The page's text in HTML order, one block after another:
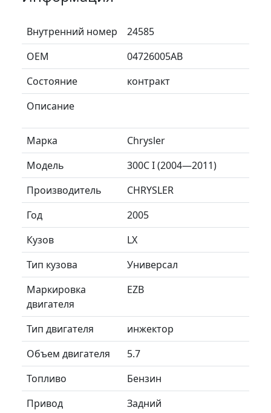
Внутренний номер
24585
ОЕМ
04726005AB
Состояние
контракт
Описание
Марка
Chrysler
Модель
300C I (2004—2011)
Производитель
CHRYSLER
Год
2005
Кузов
LX
Тип кузова
Универсал
Маркировка
двигателя
EZB
Тип двигателя
инжектор
Объем двигателя
5.7
Топливо
Бензин
Привод
Задний